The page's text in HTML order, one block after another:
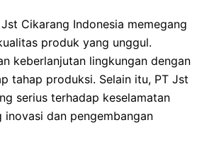
Cikarang Indonesia memegang
produk yang unggul.
keberlanjutan lingkungan dengan
tahap produksi. Selain itu, PT Jst
serius terhadap keselamatan
dan pengembangan